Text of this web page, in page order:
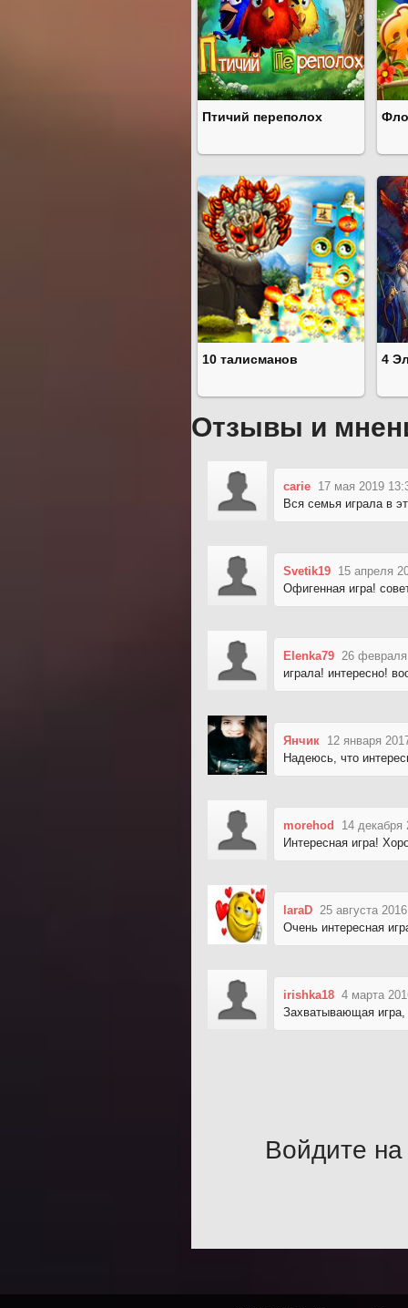
Птичий переполох
10 талисманов 4
Отзывы и
carie 17 мая 2019
Вся семья играла в
Svetik19 15 апреля
Офигенная игра!
Elenka79 26
играла! интересно!
Янчик 12 января
Надеюсь, что
morehod
14 декабря
Интересная игра!
laraD 25 августа
Очень интересная
irishka18 4 марта
Захватывающая игра,
Войдите на